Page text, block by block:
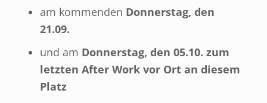
am kommenden Donnerstag, den
21.09.
und am Donnerstag, den 05.10. zum
letzten After Work vor Ort an diesem
Platz